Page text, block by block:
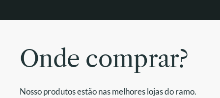
Onde comprar?
Nosso produtos estão nas melhores lojas do ramo.